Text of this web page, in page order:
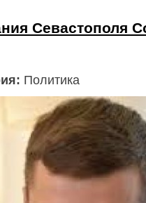
Севастополя
Политика